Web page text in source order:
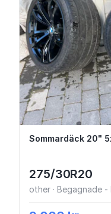
Sommardäck
275/30R20
other · Begagnade -